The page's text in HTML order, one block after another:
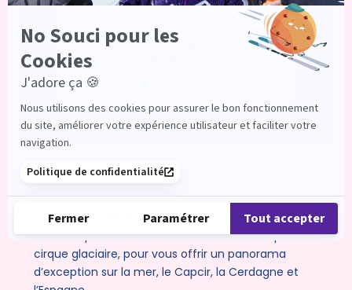
26€
Acheter la carte
La station du bonheur
Au cœur du Parc Régional des Pyrénées Catalanes,
le Cambre d’Aze est situé sur deux villages : Eyne et
Saint-Pierre Dels Forcats. Son domaine skiable à
l’abri des pins et du vent s’étend sous un imposant
cirque glaciaire, pour vous offrir un panorama
d’exception sur la mer, le Capcir, la Cerdagne et